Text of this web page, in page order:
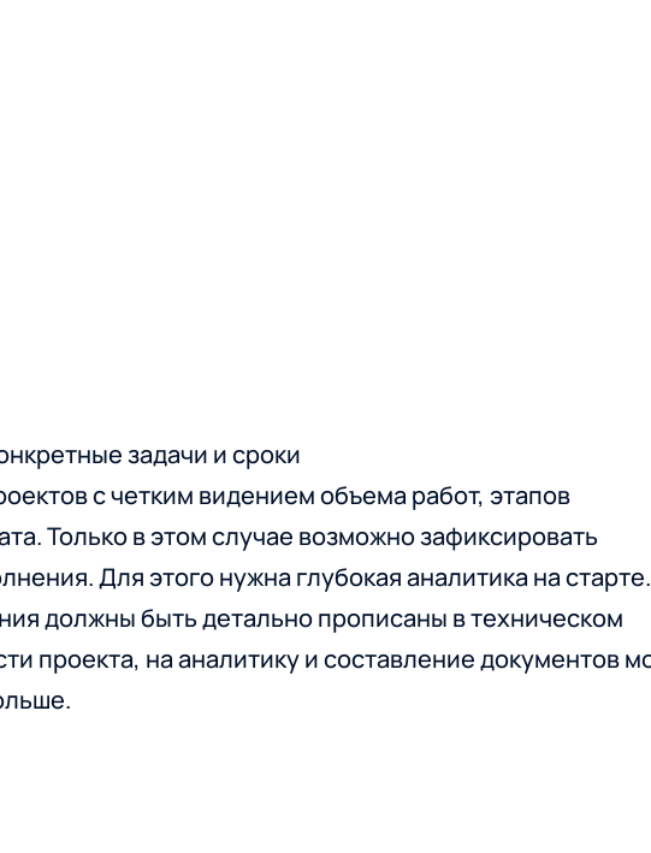
задачи и сроки
с четким видением объема работ, этапов
Только в этом случае возможно зафиксировать
Для этого нужна глубокая аналитика на
должны быть детально прописаны в техническом
проекта, на аналитику и составление документов